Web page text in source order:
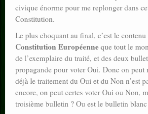
civique énorme pour me replonger dans
Constitution.
Le plus choquant au final, c’est le
Constitution Européenne que tout le
de l’exemplaire du traité, et des deux
propagande pour voter Oui. Donc on peut
déjà le traitement du Oui et du Non n’est
encore, on peut certes voter Oui ou Non,
troisième bulletin ? Ou est le bulletin